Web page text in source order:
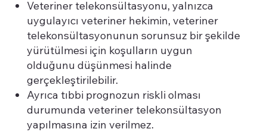
Veteriner telekonsültasyonu, yalnızca
uygulayıcı veteriner hekimin, veteriner
telekonsültasyonunun sorunsuz bir şekilde
yürütülmesi için koşulların uygun
olduğunu düşünmesi halinde
gerçekleştirilebilir.
Ayrıca tıbbi prognozun riskli olması
durumunda veteriner telekonsültasyon
yapılmasına izin verilmez.